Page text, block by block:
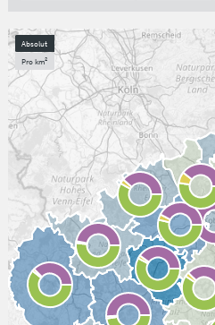
Absolut
Pro km²